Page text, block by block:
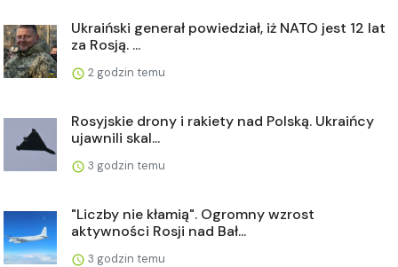
Ukraiński generał powiedział, iż NATO jest 12 lat
za Rosją. ...
2 godzin temu
Rosyjskie drony i rakiety nad Polską. Ukraińcy
ujawnili skal...
3 godzin temu
"Liczby nie kłamią". Ogromny wzrost
aktywności Rosji nad Bał...
3 godzin temu